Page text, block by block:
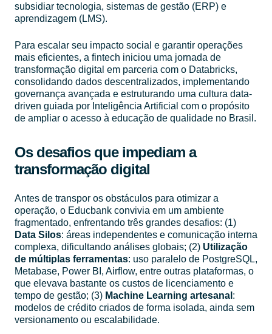
subsidiar tecnologia, sistemas de gestão (ERP) e
aprendizagem (LMS).
Para escalar seu impacto social e garantir operações
mais eficientes, a fintech iniciou uma jornada de
transformação digital em parceria com o Databricks,
consolidando dados descentralizados, implementando
governança avançada e estruturando uma cultura data-
driven guiada por Inteligência Artificial com o propósito
de ampliar o acesso à educação de qualidade no Brasil.
Os desafios que impediam a
transformação digital
Antes de transpor os obstáculos para otimizar a
operação, o Educbank convivia em um ambiente
fragmentado, enfrentando três grandes desafios: (1)
Data Silos: áreas independentes e comunicação interna
complexa, dificultando análises globais; (2) Utilização
de múltiplas ferramentas: uso paralelo de PostgreSQL,
Metabase, Power BI, Airflow, entre outras plataformas, o
que elevava bastante os custos de licenciamento e
tempo de gestão; (3) Machine Learning artesanal :
modelos de crédito criados de forma isolada, ainda sem
versionamento ou escalabilidade.